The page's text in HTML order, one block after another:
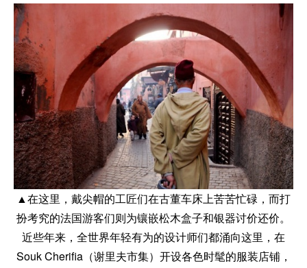
▲在这里，戴尖帽的工匠们在古董车床上苦苦忙碌，而打
扮考究的法国游客们则为镶嵌松木盒子和银器讨价还价。
近些年来，全世界年轻有为的设计师们都涌向这里，在
Souk Cherifia（谢里夫市集）开设各色时髦的服装店铺，